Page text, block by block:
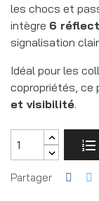
les chocs et
intègre 6
signalisation
Idéal pour les
copropriétés, ce
et visibilité.
Partager